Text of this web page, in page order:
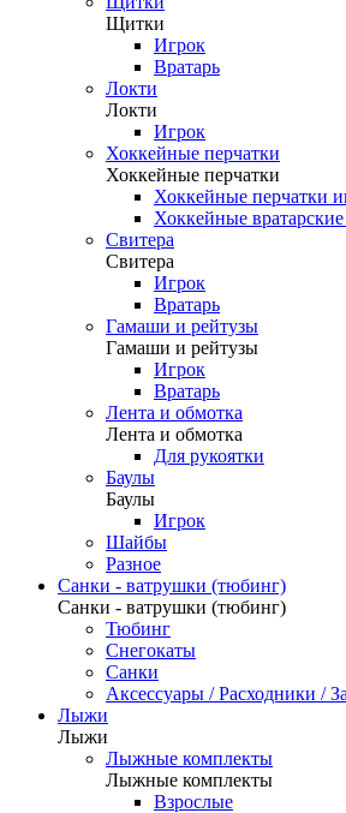
Щитки
Игрок
Вратарь
Локти
Локти
Игрок
Хоккейные перчатки
Хоккейные перчатки
Хоккейные перчатки
Хоккейные
Свитера
Свитера
Игрок
Вратарь
Гамаши и рейтузы
Гамаши и рейтузы
Игрок
Вратарь
Лента и обмотка
Лента и обмотка
Для рукоятки
Баулы
Баулы
Игрок
Шайбы
Разное
Санки - ватрушки (тюбинг)
Санки - ватрушки (тюбинг)
Тюбинг
Снегокаты
Санки
Аксессуары / Расходники /
Лыжи
Лыжи
Лыжные комплекты
Лыжные комплекты
Взрослые